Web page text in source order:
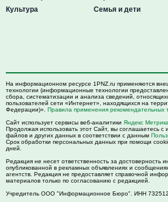
Культура
Семья и дети
На информационном ресурсе 1PNZ.ru применяются
технологии (информационные технологии
сбора, систематизации и анализа сведений,
пользователей сети «Интернет», находящихся на
Федерации)». Правила применения рекомендательных
Сайт использует сервисы веб-аналитики Яндекс Метрика
Продолжая использовать этот Сайт, вы соглашаетесь с
файлов и других данных в соответствии с данным
Срок обработки персональных данных при помощи
дней.
Редакция не несет ответственность за достоверность
опубликованной в рекламных объявлениях и
агентств. Редакция не предоставляет справочной
материалов только по согласованию с редакцией.
Учредитель ООО "Информационное Бюро". ИНН